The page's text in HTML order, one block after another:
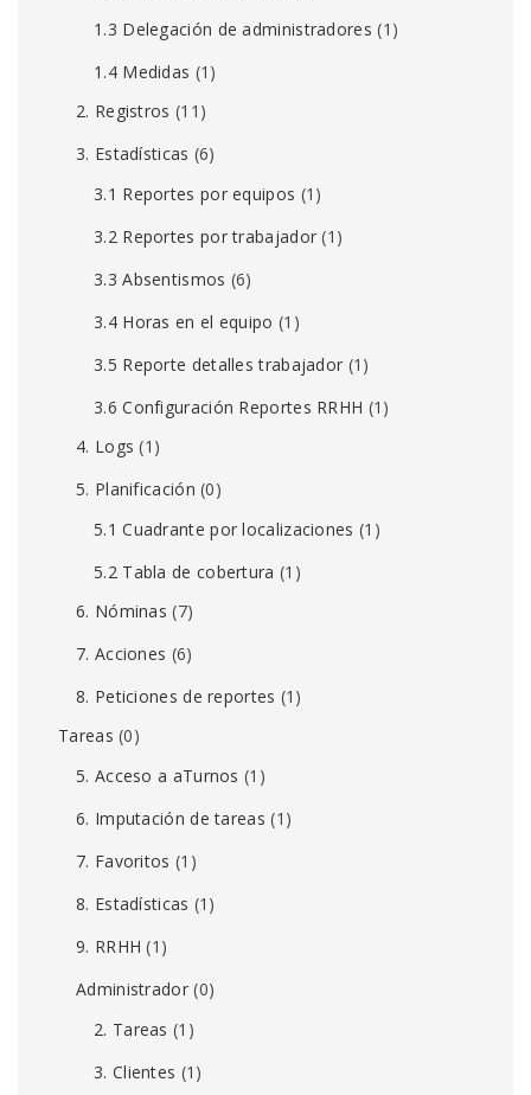
1.3 Delegación de administradores (1)
1.4 Medidas (1)
2. Registros (11)
3. Estadísticas (6)
3.1 Reportes por equipos (1)
3.2 Reportes por trabajador (1)
3.3 Absentismos (6)
3.4 Horas en el equipo (1)
3.5 Reporte detalles trabajador (1)
3.6 Configuración Reportes RRHH (1)
4. Logs (1)
5. Planificación (0)
5.1 Cuadrante por localizaciones (1)
5.2 Tabla de cobertura (1)
6. Nóminas (7)
7. Acciones (6)
8. Peticiones de reportes (1)
Tareas (0)
5. Acceso a aTurnos (1)
6. Imputación de tareas (1)
7. Favoritos (1)
8. Estadísticas (1)
9. RRHH (1)
Administrador(0)
2. Tareas (1)
3. Clientes (1)